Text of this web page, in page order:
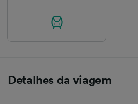
Detalhes da viagem